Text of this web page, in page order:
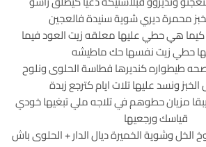
محمرة ديري شوية سنيدة فالعجين
كيما هي حطي عليها معلقه زيت العود فيما
حطي زيت نفسها حك ماطيشه
طيطواره كنديرها فطاسة الحلوى ونلوح
ونسد عليها تلات ايام كترجع زبدة
مزيان حطوهم في تلاجه ملي تبغيها خودي
قياسك ورجعيها
وشوية الخميرة ديال الدار + الحلوى باش